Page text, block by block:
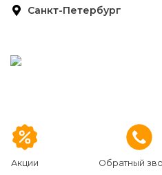
Санкт-Петербург
Акции Обратный